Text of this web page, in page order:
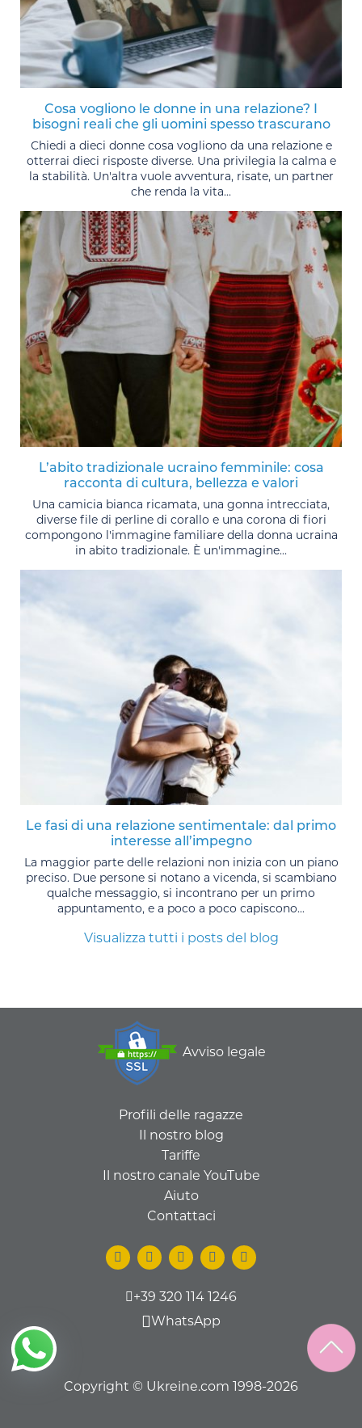
Cosa vogliono le donne in una relazione? I
bisogni reali che gli uomini spesso trascurano
Chiedi a dieci donne cosa vogliono da una relazione e
otterrai dieci risposte diverse. Una privilegia la calma e
la stabilità. Un'altra vuole avventura, risate, un partner
che renda la vita...
L’abito tradizionale ucraino femminile: cosa
racconta di cultura, bellezza e valori
Una camicia bianca ricamata, una gonna intrecciata,
diverse file di perline di corallo e una corona di fiori
compongono l'immagine familiare della donna ucraina
in abito tradizionale. È un'immagine...
Le fasi di una relazione sentimentale: dal primo
interesse all’impegno
La maggior parte delle relazioni non inizia con un piano
preciso. Due persone si notano a vicenda, si scambiano
qualche messaggio, si incontrano per un primo
appuntamento, e a poco a poco capiscono...
Visualizza tutti i posts del blog
Avviso legale
Profili delle ragazze
Il nostro blog
Tariffe
Il nostro canale YouTube
Aiuto
Contattaci
+39 320 114 1246
WhatsApp
Copyright © Ukreine.com 1998-2026